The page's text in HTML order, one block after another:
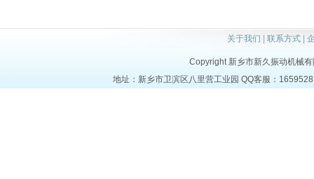
关于我们 | 联系方式|
Copyright 新乡市新久振动机械
地址：新乡市卫滨区八里营工业园 QQ客服：